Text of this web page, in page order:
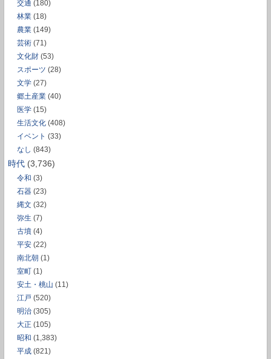
交通 (180)
林業 (18)
農業 (149)
芸術 (71)
文化財 (53)
スポーツ (28)
文学 (27)
郷土産業 (40)
医学 (15)
生活文化 (408)
イベント (33)
なし (843)
時代 (3,736)
令和 (3)
石器 (23)
縄文 (32)
弥生 (7)
古墳 (4)
平安 (22)
南北朝 (1)
室町 (1)
安土・桃山 (11)
江戸 (520)
明治 (305)
大正 (105)
昭和 (1,383)
平成 (821)